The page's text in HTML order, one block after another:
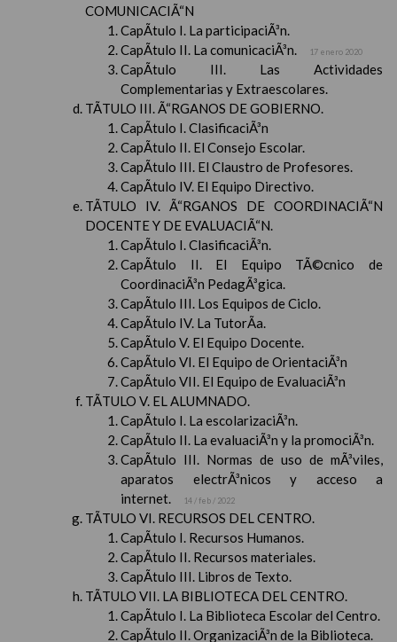
COMUNICACIÃ“N
CapÃ­tulo I. La participaciÃ³n.
CapÃ­tulo II. La comunicaciÃ³n.
17 enero 2020
CapÃ­tulo III. Las Actividades
Complementarias y Extraescolares.
TÃTULO III. Ã“RGANOS DE GOBIERNO.
CapÃ­tulo I. ClasificaciÃ³n
CapÃ­tulo II. El Consejo Escolar.
CapÃ­tulo III. El Claustro de Profesores.
CapÃ­tulo IV. El Equipo Directivo.
TÃTULO IV. Ã“RGANOS DE COORDINACIÃ“N
DOCENTE Y DE EVALUACIÃ“N.
CapÃ­tulo I. ClasificaciÃ³n.
CapÃ­tulo II. El Equipo TÃ©cnico de
CoordinaciÃ³n PedagÃ³gica.
CapÃ­tulo III. Los Equipos de Ciclo.
CapÃ­tulo IV. La TutorÃ­a.
CapÃ­tulo V. El Equipo Docente.
CapÃ­tulo VI. El Equipo de OrientaciÃ³n
CapÃ­tulo VII. El Equipo de EvaluaciÃ³n
TÃTULO V. EL ALUMNADO.
CapÃ­tulo I. La escolarizaciÃ³n.
CapÃ­tulo II. La evaluaciÃ³n y la promociÃ³n.
CapÃ­tulo III. Normas de uso de mÃ³viles,
aparatos electrÃ³nicos y acceso a
internet.
14 / feb / 2022
TÃTULO VI. RECURSOS DEL CENTRO.
CapÃ­tulo I. Recursos Humanos.
CapÃ­tulo II. Recursos materiales.
CapÃ­tulo III. Libros de Texto.
TÃTULO VII. LA BIBLIOTECA DEL CENTRO.
CapÃ­tulo I. La Biblioteca Escolar del Centro.
CapÃ­tulo II. OrganizaciÃ³n de la Biblioteca.